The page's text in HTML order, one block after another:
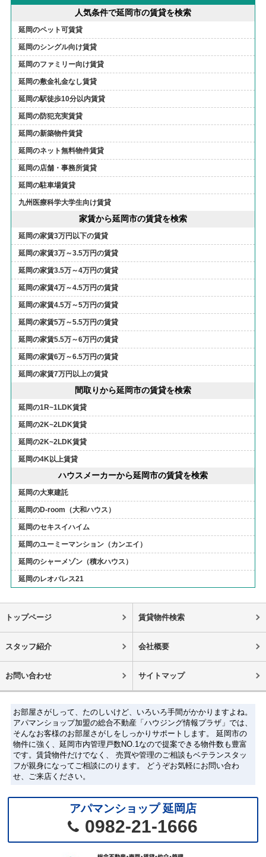
人気条件で延岡市の賃貸を検索
延岡のペット可賃貸
延岡のシングル向け賃貸
延岡のファミリー向け賃貸
延岡の敷金礼金なし賃貸
延岡の駅徒歩10分以内賃貸
延岡の防犯充実賃貸
延岡の新築物件賃貸
延岡のネット無料物件賃貸
延岡の店舗・事務所賃貸
延岡の駐車場賃貸
九州医療科学大学生向け賃貸
家賃から延岡市の賃貸を検索
延岡の家賃3万円以下の賃貸
延岡の家賃3万～3.5万円の賃貸
延岡の家賃3.5万～4万円の賃貸
延岡の家賃4万～4.5万円の賃貸
延岡の家賃4.5万～5万円の賃貸
延岡の家賃5万～5.5万円の賃貸
延岡の家賃5.5万～6万円の賃貸
延岡の家賃6万～6.5万円の賃貸
延岡の家賃7万円以上の賃貸
間取りから延岡市の賃貸を検索
延岡の1R~1LDK賃貸
延岡の2K~2LDK賃貸
延岡の2K~2LDK賃貸
延岡の4K以上賃貸
ハウスメーカーから延岡市の賃貸を検索
延岡の大東建託
延岡のD-room（大和ハウス）
延岡のセキスイハイム
延岡のユーミーマンション（カンエイ）
延岡のシャーメゾン（積水ハウス）
延岡のレオパレス21
トップページ 賃貸物件検索
スタッフ紹介 会社概要
お問い合わせ サイトマップ
お部屋さがしって、たのしいけど、いろいろ手間がかかりますよね。
アパマンショップ加盟の総合不動産「ハウジング情報プラザ」では、
そんなお客様のお部屋さがしをしっかりサポートします。 延岡市の
物件に強く、延岡市内管理戸数NO.1なので提案できる物件数も豊富
です。賃貸物件だけでなく、 売買や管理のご相談もベテランスタッ
フが親身になってご相談にのります。 どうぞお気軽にお問い合わ
せ、ご来店ください。
アパマンショップ 延岡店
0982-21-1666